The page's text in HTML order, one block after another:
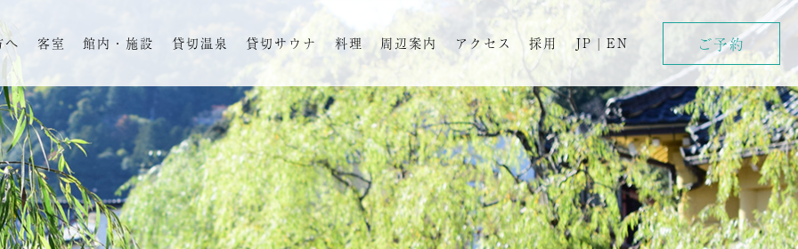
へ 客室 館内・施設 貸切温泉 貸切サウナ 料理 周辺案内 アクセス 採用 JP | EN ご予約